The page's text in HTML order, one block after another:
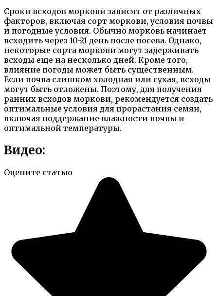
Сроки всходов моркови зависят от различных
факторов, включая сорт моркови, условия почвы
и погодные условия. Обычно морковь начинает
всходить через 10-21 день после посева. Однако,
некоторые сорта моркови могут задерживать
всходы еще на несколько дней. Кроме того,
влияние погоды может быть существенным.
Если почва слишком холодная или сухая, всходы
могут быть отложены. Поэтому, для получения
ранних всходов моркови, рекомендуется создать
оптимальные условия для прорастания семян,
включая поддержание влажности почвы и
оптимальной температуры.
Видео:
Оцените статью